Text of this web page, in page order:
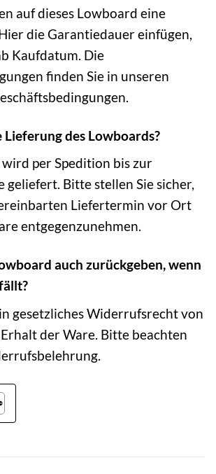
auf dieses Lowboard eine
die Garantiedauer einfügen,
Kaufdatum. Die
finden Sie in unseren
des Lowboards?
per Spedition bis zur
geliefert. Bitte stellen Sie sicher,
Liefertermin vor Ort
entgegenzunehmen.
auch zurückgeben, wenn
gesetzliches Widerrufsrecht von
Erhalt der Ware. Bitte beachten